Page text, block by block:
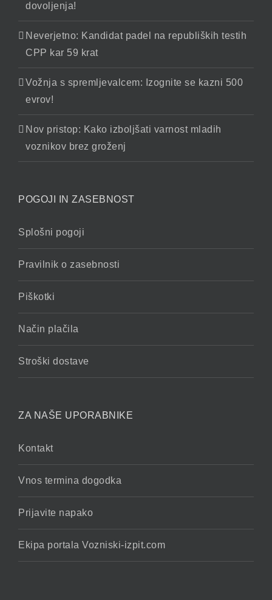
dovoljenja!
Neverjetno: Kandidat padel na republiških testih
CPP kar 59 krat
Vožnja s spremljevalcem: Izognite se kazni 500
evrov!
Nov pristop: Kako izboljšati varnost mladih
voznikov brez groženj
POGOJI IN ZASEBNOST
Splošni pogoji
Pravilnik o zasebnosti
Piškotki
Način plačila
Stroški dostave
ZA NAŠE UPORABNIKE
Kontakt
Vnos termina dogodka
Prijavite napako
Ekipa portala Vozniski-izpit.com